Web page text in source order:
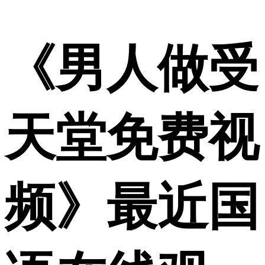
《男人做受
天堂免费视
频》最近国